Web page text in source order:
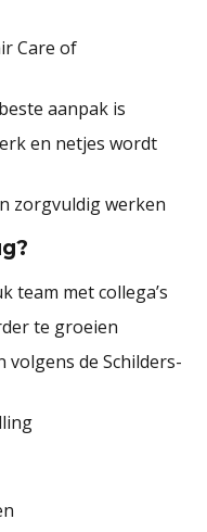
Care of
aanpak is
en netjes wordt
zorgvuldig werken
team met collega’s
te groeien
volgens de Schilders-